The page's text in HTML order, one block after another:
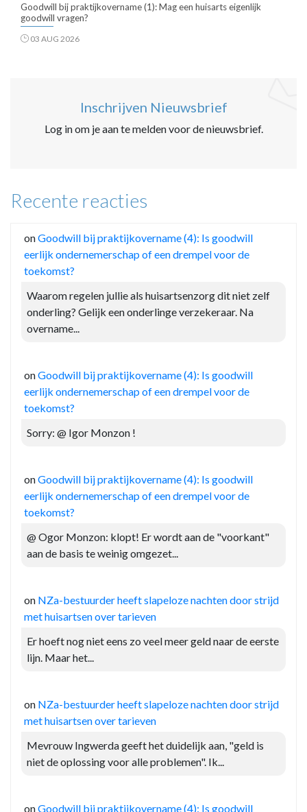
Goodwill bij praktijkovername (1): Mag een huisarts eigenlijk
goodwill vragen?
03 AUG 2026
Inschrijven Nieuwsbrief
Log in om je aan te melden voor de nieuwsbrief.
Recente reacties
onGoodwill bij praktijkovername (4): Is goodwill
eerlijk ondernemerschap of een drempel voor de
toekomst?
Waarom regelen jullie als huisartsenzorg dit niet zelf
onderling? Gelijk een onderlinge verzekeraar. Na
overname...
onGoodwill bij praktijkovername (4): Is goodwill
eerlijk ondernemerschap of een drempel voor de
toekomst?
Sorry: @ Igor Monzon !
onGoodwill bij praktijkovername (4): Is goodwill
eerlijk ondernemerschap of een drempel voor de
toekomst?
@ Ogor Monzon: klopt! Er wordt aan de "voorkant"
aan de basis te weinig omgezet...
on NZa-bestuurder heeft slapeloze nachten door strijd
met huisartsen over tarieven
Er hoeft nog niet eens zo veel meer geld naar de eerste
lijn. Maar het...
on NZa-bestuurder heeft slapeloze nachten door strijd
met huisartsen over tarieven
Mevrouw Ingwerda geeft het duidelijk aan, "geld is
niet de oplossing voor alle problemen". Ik...
onGoodwill bij praktijkovername (4): Is goodwill